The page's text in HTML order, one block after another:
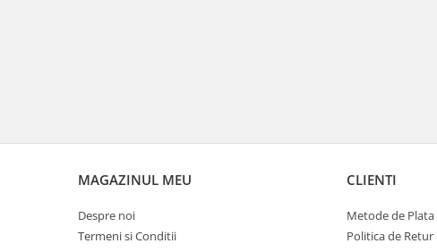
MAGAZINUL MEU
Despre noi
Termeni si Conditii
CLIENTI
Metode de Plata
Politica de Retur